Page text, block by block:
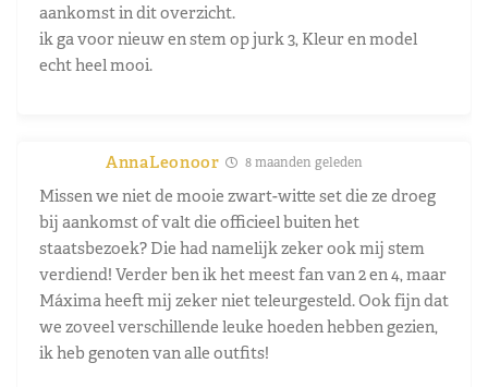
aankomst in dit overzicht.
ik ga voor nieuw en stem op jurk 3, Kleur en model
echt heel mooi.
AnnaLeonoor 8 maanden geleden
Missen we niet de mooie zwart-witte set die ze droeg
bij aankomst of valt die officieel buiten het
staatsbezoek? Die had namelijk zeker ook mij stem
verdiend! Verder ben ik het meest fan van 2 en 4, maar
Máxima heeft mij zeker niet teleurgesteld. Ook fijn dat
we zoveel verschillende leuke hoeden hebben gezien,
ik heb genoten van alle outfits!